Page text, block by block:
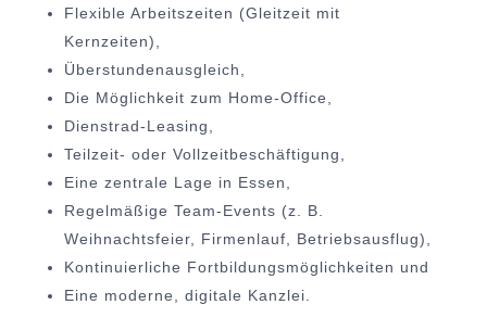
Flexible Arbeitszeiten (Gleitzeit mit
Kernzeiten),
Überstundenausgleich,
Die Möglichkeit zum Home-Office,
Dienstrad-Leasing,
Teilzeit- oder Vollzeitbeschäftigung,
Eine zentrale Lage in Essen,
Regelmäßige Team-Events (z. B.
Weihnachtsfeier, Firmenlauf, Betriebsausflug),
Kontinuierliche Fortbildungsmöglichkeiten und
Eine moderne, digitale Kanzlei.